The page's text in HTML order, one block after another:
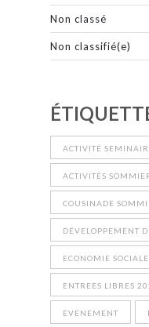
Non classé
Non classifié(e)
ACTIVITÉ
ACTIVITÉS
COUSINADE
DÉVELOPPEMENT
ECONOMIE
ENTREES LIBRES
EVENEMENT